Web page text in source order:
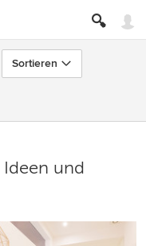
Sortieren
und